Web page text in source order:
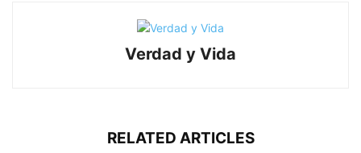
Verdad y Vida
RELATED ARTICLES